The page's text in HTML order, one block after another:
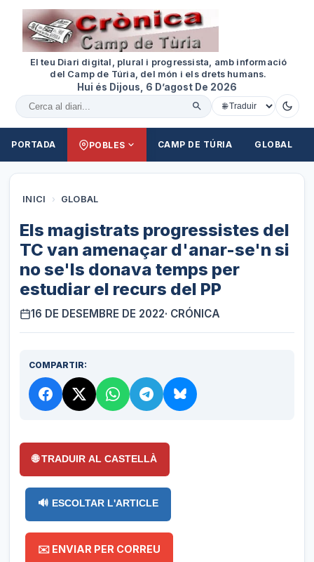
El teu Diari digital, plural i progressista, amb informació
del Camp de Túria, del món i els drets humans.
Hui és Dijous, 6 D’agost De 2026
Cercar al diari
PORTADA POBLES CAMP DE TÚRIA GLOBAL
INICI › GLOBAL
Els magistrats progressistes del
TC van amenaçar d'anar-se'n si
no se'ls donava temps per
estudiar el recurs del PP
16 DE DESEMBRE DE 2022· CRÓNICA
COMPARTIR:
🌐 TRADUIR AL CASTELLÀ
🔊 ESCOLTAR L'ARTICLE
✉️ ENVIAR PER CORREU